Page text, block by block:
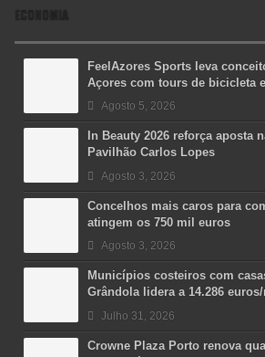
ECONOMIA
FeelAzores Sports leva
Açores com tours de bicicleta
Agosto 5, 2026
In Beauty 2026 reforça aposta
Pavilhão Carlos Lopes
Agosto 3, 2026
Concelhos mais caros para
atingem os 750 mil euros
Agosto 3, 2026
Municípios costeiros com
Grândola lidera a 14.286
Julho 31, 2026
Crowne Plaza Porto renova